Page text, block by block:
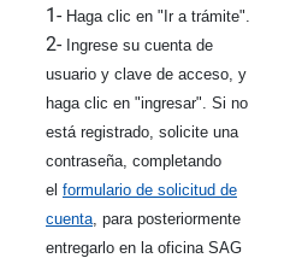
1- Haga clic en "Ir a trámite".
2- Ingrese su cuenta de
usuario y clave de acceso, y
haga clic en "ingresar". Si no
está registrado, solicite una
contraseña, completando
el formulario de solicitud de
cuenta, para posteriormente
entregarlo en la oficina SAG